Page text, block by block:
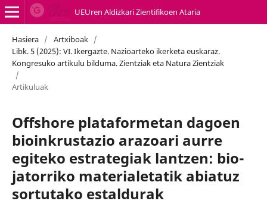
UEUren Aldizkari Zientifikoen Ataria
Hasiera / Artxiboak /
Libk. 5 (2025): VI. Ikergazte. Nazioarteko ikerketa euskaraz.
Kongresuko artikulu bilduma. Zientziak eta Natura Zientziak
/
Artikuluak
Offshore plataformetan dagoen
bioinkrustazio arazoari aurre
egiteko estrategiak lantzen: bio-
jatorriko materialetatik abiatuz
sortutako estaldurak